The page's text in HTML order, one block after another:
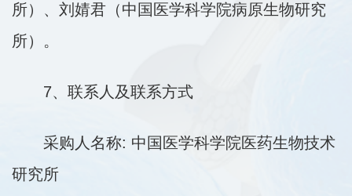
所）、刘婧君（中国医学科学院病原生物研究
所）。
7、联系人及联系方式
采购人名称: 中国医学科学院医药生物技术
研究所